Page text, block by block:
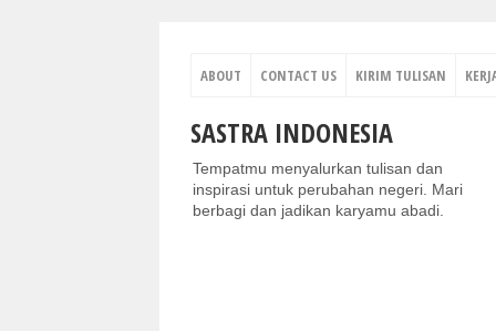
ABOUT CONTACT US KIRIM TULISAN
SASTRA INDONESIA
Tempatmu menyalurkan tulisan dan
inspirasi untuk perubahan negeri. Mari
berbagi dan jadikan karyamu abadi.